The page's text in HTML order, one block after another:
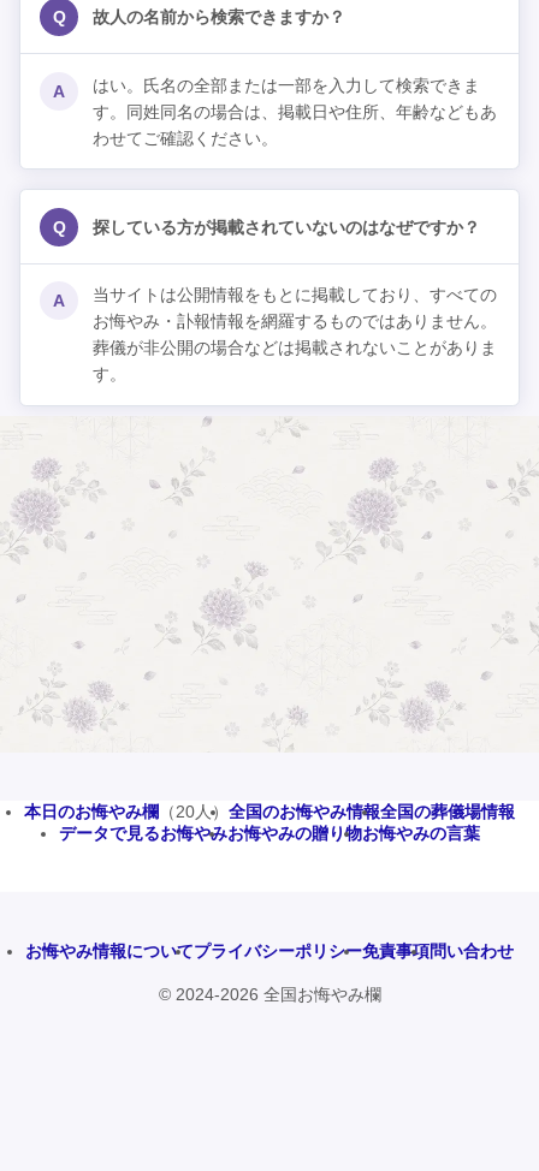
Q 故人の名前から検索できますか？
A
はい。氏名の全部または一部を入力して検索できま
す。同姓同名の場合は、掲載日や住所、年齢などもあ
わせてご確認ください。
Q 探している方が掲載されていないのはなぜですか？
A
当サイトは公開情報をもとに掲載しており、すべての
お悔やみ・訃報情報を網羅するものではありません。
葬儀が非公開の場合などは掲載されないことがありま
す。
本日のお悔やみ欄 （20人） 全国のお悔やみ情報全国の葬儀場情報
データで見るお悔やみお悔やみの贈り物お悔やみの言葉
お悔やみ情報についてプライバシーポリシー免責事項問い合わせ
© 2024-2026 全国お悔やみ欄